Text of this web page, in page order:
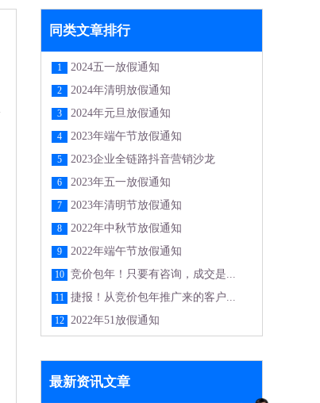
同类文章排行
1 2024五一放假通知
2 2024年清明放假通知
3 2024年元旦放假通知
4 2023年端午节放假通知
5 2023企业全链路抖音营销沙龙
6 2023年五一放假通知
7 2023年清明节放假通知
8 2022年中秋节放假通知
9 2022年端午节放假通知
10 竞价包年！只要有咨询，成交是...
11 捷报！从竞价包年推广来的客户...
12 2022年51放假通知
最新资讯文章